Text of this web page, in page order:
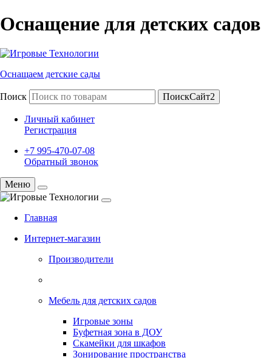
Оснащение для детских садов
Оснащаем детские сады
Поиск ПоискСайт2
Личный кабинет
Регистрация
+7 995-470-07-08
Обратный звонок
Меню
Главная
Интернет-магазин
Производители
Мебель для детских садов
Игровые зоны
Буфетная зона в ДОУ
Скамейки для шкафов
Зонирование пространства